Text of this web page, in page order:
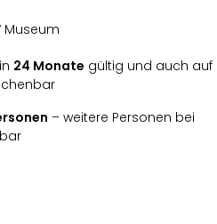
Museum
24 Monate gültig und auch auf
– weitere Personen bei